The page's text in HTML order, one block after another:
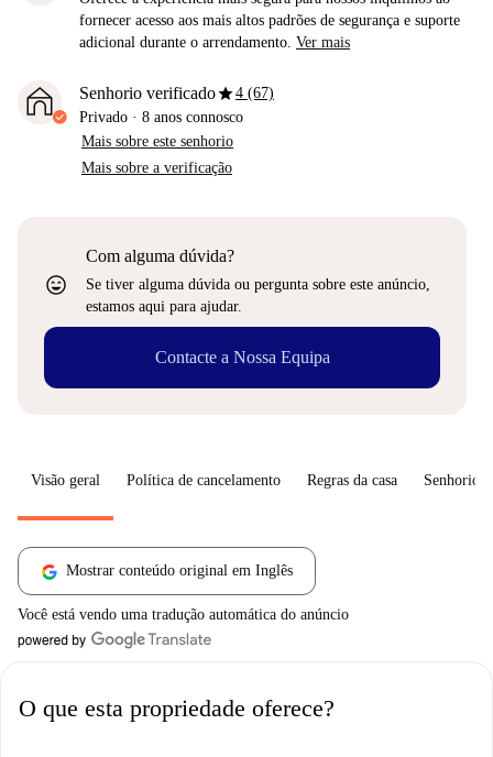
fornecer acesso aos mais altos padrões de segurança e suporte
adicional durante o arrendamento. Ver mais
Senhorio verificadostar4 (67)
Privado · 8 anos connosco
Mais sobre este senhorio
Mais sobre a verificação
sentiment_very_satisfied
Com alguma dúvida?
Se tiver alguma dúvida ou pergunta sobre este anúncio,
estamos aqui para ajudar.
Contacte a Nossa Equipa
Visão geral Política de cancelamento Regras da casa Senhorio
Mostrar conteúdo original em Inglês
Você está vendo uma tradução automática do anúncio
O que esta propriedade oferece?